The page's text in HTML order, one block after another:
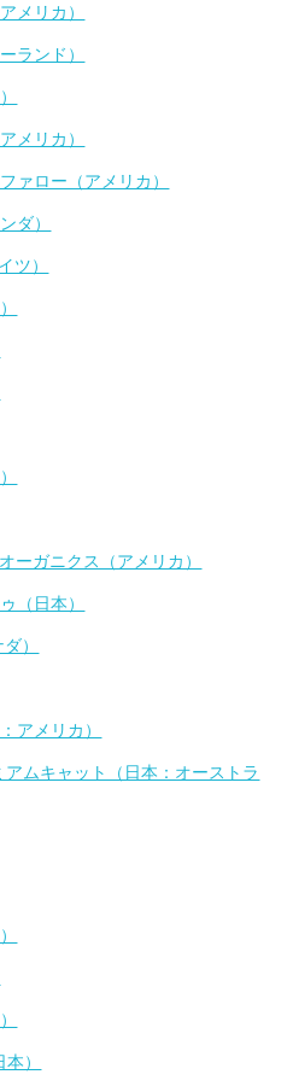
メリカ）
ランド）
メリカ）
ァロー（アメリカ）
ダ）
ツ）
ーガニクス（アメリカ）
（日本）
）
アメリカ）
アムキャット（日本：オーストラ
）